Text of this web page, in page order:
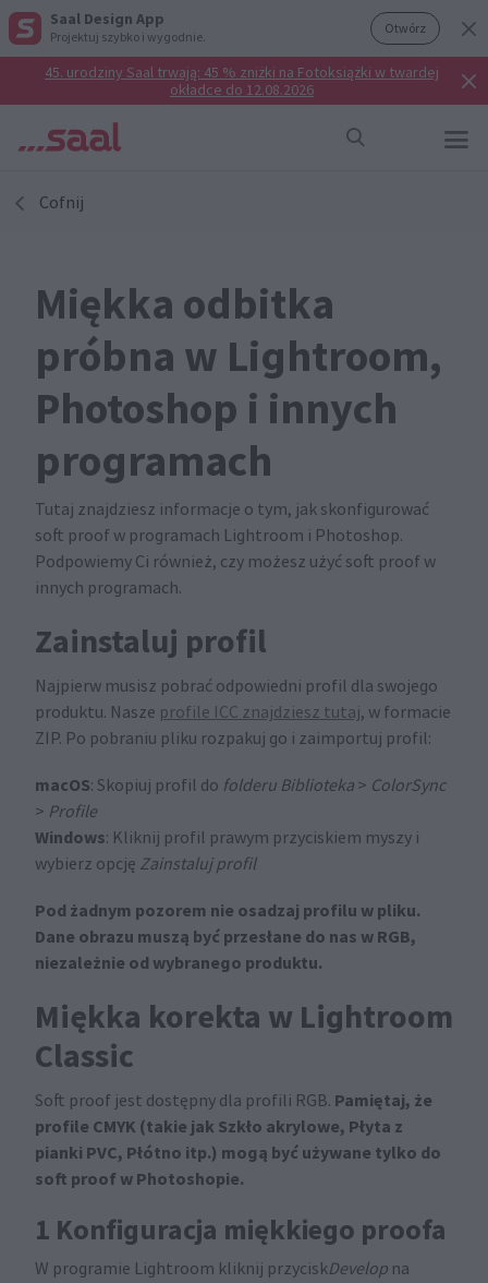
Saal Design App
Projektuj szybko i wygodnie. Otwórz
45. urodziny Saal trwają: 45 % zniżki na Fotoksiążki w twardej
okładce do 12.08.2026
Cofnij
Miękka odbitka
próbna w Lightroom,
Photoshop i innych
programach
Tutaj znajdziesz informacje o tym, jak skonfigurować
soft proof w programach Lightroom i Photoshop.
Podpowiemy Ci również, czy możesz użyć soft proof w
innych programach.
Zainstaluj profil
Najpierw musisz pobrać odpowiedni profil dla swojego
produktu. Nasze profile ICC znajdziesz tutaj, w formacie
ZIP. Po pobraniu pliku rozpakuj go i zaimportuj profil:
macOS: Skopiuj profil do folderu Biblioteka > ColorSync
> Profile
Windows: Kliknij profil prawym przyciskiem myszy i
wybierz opcję Zainstaluj profil
Pod żadnym pozorem nie osadzaj profilu w pliku.
Dane obrazu muszą być przesłane do nas w RGB,
niezależnie od wybranego produktu.
Miękka korekta w Lightroom
Classic
Soft proof jest dostępny dla profili RGB. Pamiętaj, że
profile CMYK (takie jak Szkło akrylowe, Płyta z
pianki PVC, Płótno itp.) mogą być używane tylko do
soft proof w Photoshopie.
1 Konfiguracja miękkiego proofa
W programie Lightroom kliknij przyciskDevelop na